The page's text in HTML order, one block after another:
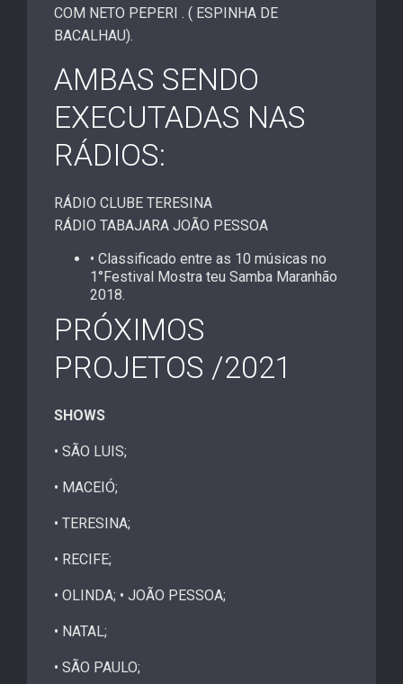
COM NETO PEPERI . ( ESPINHA DE
BACALHAU).
AMBAS SENDO
EXECUTADAS NAS
RÁDIOS:
RÁDIO CLUBE TERESINA
RÁDIO TABAJARA JOÃO PESSOA
• Classificado entre as 10 músicas no
1°Festival Mostra teu Samba Maranhão
2018.
PRÓXIMOS
PROJETOS /2021
SHOWS
• SÃO LUIS;
• MACEIÓ;
• TERESINA;
• RECIFE;
• OLINDA; • JOÃO PESSOA;
• NATAL;
• SÃO PAULO;